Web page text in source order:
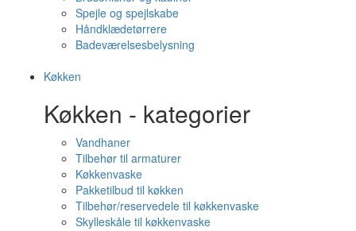
Spejle og spejlskabe
Håndklædetørrere
Badeværelsesbelysning
Køkken
Køkken - kategorier
Vandhaner
Tilbehør til armaturer
Køkkenvaske
Pakketilbud til køkken
Tilbehør/reservedele til køkkenvaske
Skylleskåle til køkkenvaske